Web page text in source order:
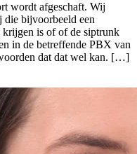
wordt afgeschaft. Wij
die bijvoorbeeld een
is of of de siptrunk
in de betreffende PBX van
dat dat wel kan. […]